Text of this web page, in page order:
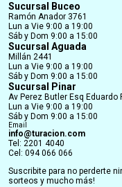
Sucursal Buceo
Ramón Anador 3761
Lun a Vie 9:00 a 19:00
Sáb y Dom 9:00 a 15:00
Sucursal Aguada
Millán 2441
Lun a Vie 9:00 a 19:00
Sáb y Dom 9:00 a 15:00
Sucursal Pinar
Av Perez Butler Esq Eduardo
Lun a Vie 9:00 a 19:00
Sáb y Dom 9:00 a 15:00
Email
info@turacion.com
Tel: 2201 4040
Cel: 094 066 066
Suscribite para no perderte
sorteos y mucho más!